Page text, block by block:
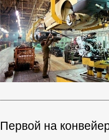
Первой на